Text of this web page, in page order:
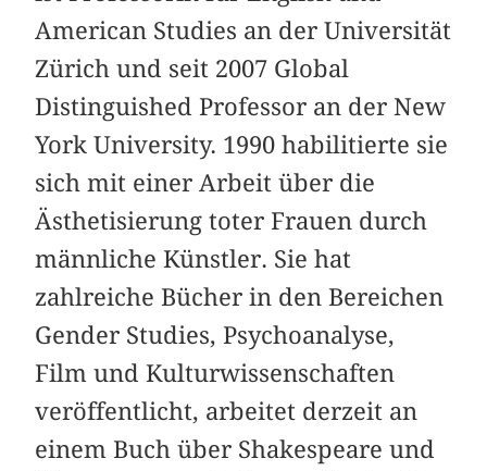
American Studies an der Universität
Zürich und seit 2007 Global
Distinguished Professor an der New
York University. 1990 habilitierte sie
sich mit einer Arbeit über die
Ästhetisierung toter Frauen durch
männliche Künstler. Sie hat
zahlreiche Bücher in den Bereichen
Gender Studies, Psychoanalyse,
Film und Kulturwissenschaften
veröffentlicht, arbeitet derzeit an
einem Buch über Shakespeare und